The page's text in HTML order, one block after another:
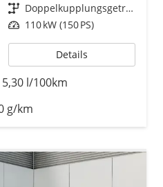
Getriebe
Doppelkupplungsgetriebe (DSG)
Leistung 110 kW (150 PS)
Details
5,30 l/100km
g/km